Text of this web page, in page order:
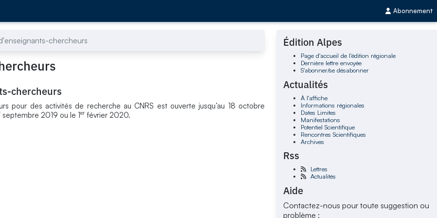
Abonnement
chercheurs
chercheurs
pour des activités de recherche au CNRS est ouverte jusqu’au 18 octobre
septembre 2019 ou le 1er février 2020.
Édition Alpes
Page d'accueil de l'édition régionale
Dernière lettre envoyée
S'abonner/se désabonner
Actualités
À l'affiche
Informations régionales
Dates Limites
Manifestations
Potentiel Scientifique
Rencontres Scientifiques
Archives
Rss
Lettres
Actualités
Aide
Contactez-nous pour toute suggestion ou
problème :